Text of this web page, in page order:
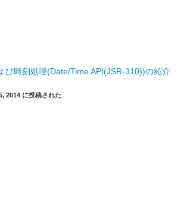
び時刻処理(Date/Time API(JSR-310))の紹介
2014 に投稿された